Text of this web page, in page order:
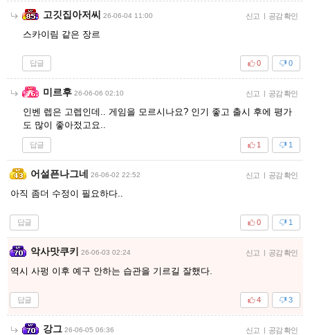
고깃집아저씨 26-06-04 11:00 신고 | 공감 확인
스카이림 같은 장르
답글 0
0
미르후 26-06-06 02:10 신고 | 공감 확인
인벤 렙은 고렙인데.. 게임을 모르시나요? 인기 좋고 출시 후에 평가
도 많이 좋아젔고요..
답글 1
1
어설픈나그네 26-06-02 22:52 신고 | 공감 확인
아직 좀더 수정이 필요하다..
답글 1
0
악사맛쿠키 26-06-03 02:24 신고 | 공감 확인
역시 사펑 이후 예구 안하는 습관을 기르길 잘했다.
답글 3
4
강그 26-06-05 06:36 신고 | 공감 확인